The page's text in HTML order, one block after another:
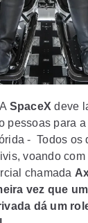
A SpaceX deve
pessoas para a
- Todos os
voando com
chamada
vez que
dá um